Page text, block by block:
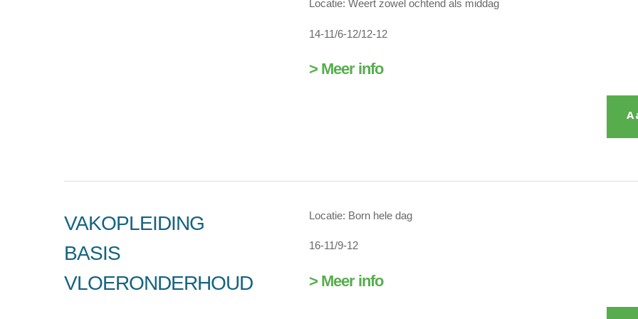
Locatie: Weert zowel ochtend als middag
14-11/6-12/12-12
> Meer info
VAKOPLEIDING
BASIS
VLOERONDERHOUD
Locatie: Born hele dag
16-11/9-12
> Meer info